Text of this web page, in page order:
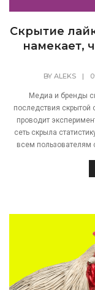
Скрытие
намекает,
BY ALEKS |
Медиа и бренды
последствия скрытой
проводит
сеть скрыла
всем пользователям